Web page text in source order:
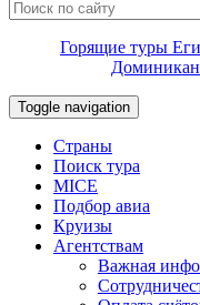
Горящие туры
Toggle navigation
Страны
Поиск тура
MICE
Подбор авиа
Круизы
Агентствам
Важная